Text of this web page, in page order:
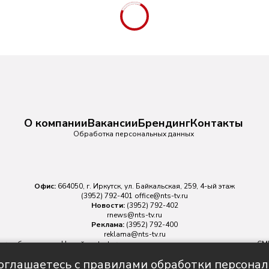
с правилами обработки
О компанииВакансииБрендингКонтакты
Обработка персональных данных
Офис: 664050, г. Иркутск, ул. Байкальская, 259, 4-ый этаж
(3952) 792-401 office@nts-tv.ru
Новости: (3952) 792-402
rnews@nts-tv.ru
Реклама: (3952) 792-400
reklama@nts-tv.ru
обязательна. На сайте nts-tv.ru размещаются в том числе материалы
Главный редактор ИА "НТС" Иштулкин Евгений Александрович16+